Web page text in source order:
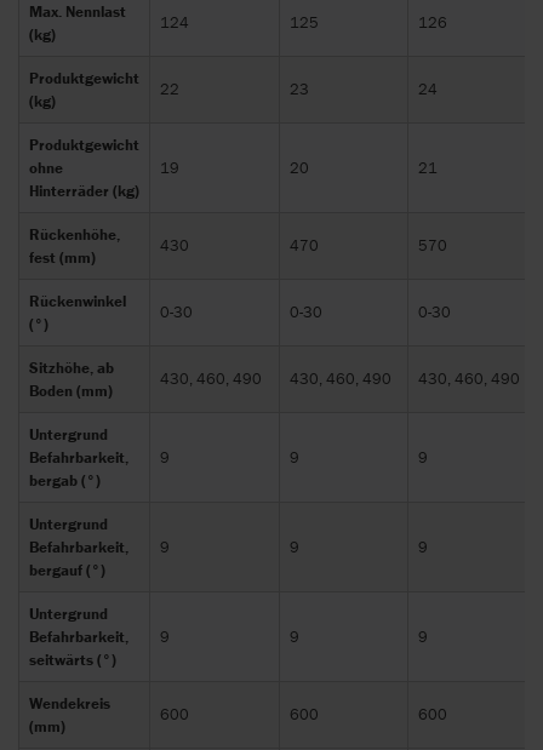
Max. Nennlast
(kg)
124 125 126
Produktgewicht
(kg)
22 23 24
Produktgewicht
ohne
Hinterräder (kg)
19 20 21
Rückenhöhe,
fest (mm)
430 470 570
Rückenwinkel
(°)
0-30 0-30 0-30
Sitzhöhe, ab
Boden (mm)
430, 460, 490 430, 460, 490 430, 460, 490
Untergrund
Befahrbarkeit,
bergab (°)
9 9 9
Untergrund
Befahrbarkeit,
bergauf (°)
9 9 9
Untergrund
Befahrbarkeit,
seitwärts (°)
9 9 9
Wendekreis
(mm)
600 600 600